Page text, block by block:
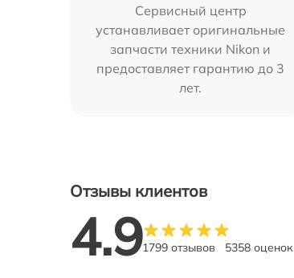
Сервисный центр
устанавливает оригинальные
запчасти техники Nikon и
предоставляет гарантию до 3
лет.
Отзывы клиентов
4.91799 отзывов 5358 оценок